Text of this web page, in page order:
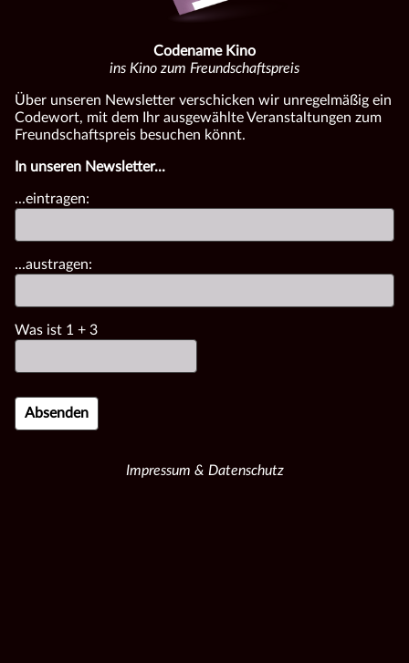
Codename Kino
ins Kino zum Freundschaftspreis
Über unseren Newsletter verschicken wir unregelmäßig ein
Codewort, mit dem Ihr ausgewählte Veranstaltungen zum
Freundschaftspreis besuchen könnt.
In unseren Newsletter...
...eintragen:
...austragen:
Was ist 1 + 3
Impressum & Datenschutz